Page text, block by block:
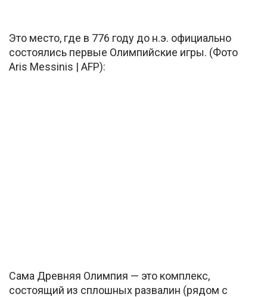
Это место, где в 776 году до н.э. официально
состоялись первые Олимпийские игры. (Фото
Aris Messinis | AFP):
Сама Древняя Олимпия — это комплекс,
состоящий из сплошных развалин (рядом с